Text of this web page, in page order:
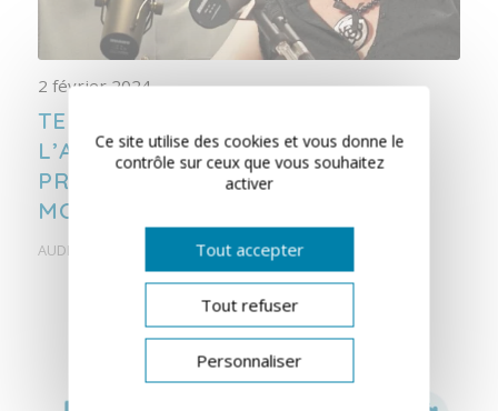
TENDEZ L’OREILLE :
L’APPAREILLAGE AUDITIF ET LA
PROTECTION AUDITIVE DANS LE
MONDE DE LA MUSIQUE
AUDITION CORNUAU PODCAST
2 février 2024
Ce site utilise des cookies et vous donne le
contrôle sur ceux que vous souhaitez
activer
Tout accepter
Tout refuser
Personnaliser